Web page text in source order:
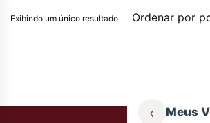
Exibindo um único resultado
‹ Meus